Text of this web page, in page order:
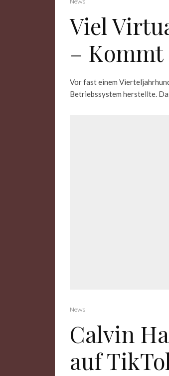
Viel
– Kommt
Vor fast einem
Betriebssystem herstellte.
News
Calvin
auf